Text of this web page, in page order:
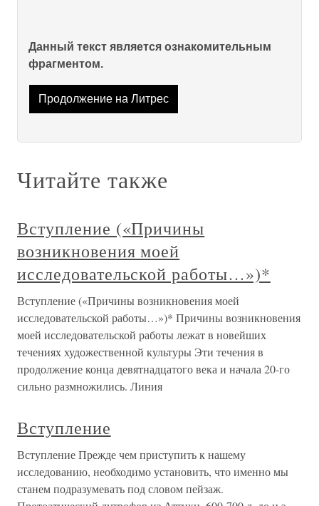
Данный текст является ознакомительным
фрагментом.
Продолжение на Литрес
Читайте также
Вступление («Причины
возникновения моей
исследовательской работы…»)*
Вступление («Причины возникновения моей
исследовательской работы…»)* Причины возникновения
моей исследовательской работы лежат в новейших
течениях художественной культуры Эти течения в
продолжение конца девятнадцатого века и начала 20-го
сильно размножились. Линия
Вступление
Вступление Прежде чем приступить к нашему
исследованию, необходимо установить, что именно мы
станем подразумевать под словом пейзаж.